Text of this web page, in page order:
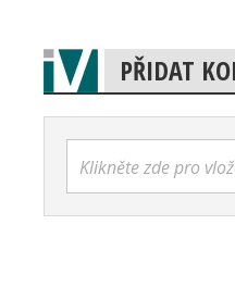
PŘIDAT
Klikněte zde pro